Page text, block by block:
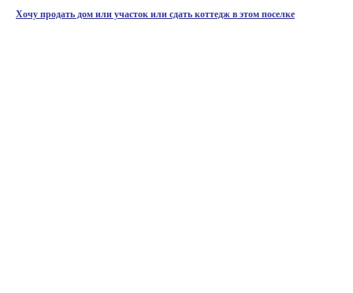
Хочу продать дом или участок или сдать коттедж в этом поселке